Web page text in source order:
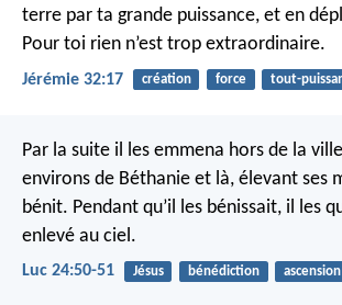
terre par ta grande puissance, et en
Pour toi rien n’est trop extraordinaire.
Jérémie 32:17 création force tout-
Par la suite il les emmena hors de la
environs de Béthanie et là, élevant ses
bénit. Pendant qu’il les bénissait, il les
enlevé au ciel.
Luc 24:50-51 Jésus bénédiction ascension